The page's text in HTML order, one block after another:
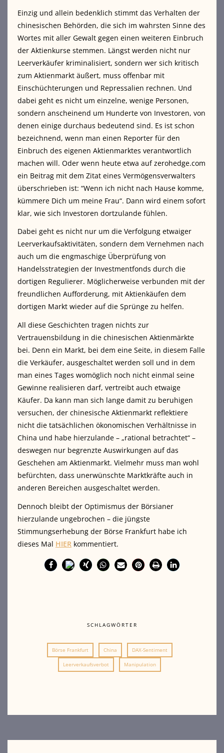
Einzig und allein bedenklich stimmt das Verhalten der
chinesischen Behörden, die sich im wahrsten Sinne des
Wortes mit aller Gewalt gegen einen weiteren Einbruch
der Aktienkurse stemmen. Längst werden nicht nur
Leerverkäufer kriminalisiert, sondern wer sich kritisch
zum Aktienmarkt äußert, muss offenbar mit
Einschüchterungen und Repressalien rechnen. Und
dabei geht es nicht um einzelne, wenige Personen,
sondern anscheinend um Hunderte von Investoren, von
denen einige durchaus bedeutend sind. Es ist schon
bezeichnend, wenn man einen Reporter für den
Einbruch des eigenen Aktienmarktes verantwortlich
machen will. Oder wenn heute etwa auf zerohedge.com
ein Beitrag mit dem Zitat eines Vermögensverwalters
überschrieben ist: “Wenn ich nicht nach Hause komme,
kümmere Dich um meine Frau“. Dann wird einem sofort
klar, wie sich Investoren dortzulande fühlen.
Dabei geht es nicht nur um die Verfolgung etwaiger
Leerverkaufsaktivitäten, sondern dem Vernehmen nach
auch um die engmaschige Überprüfung von
Handelsstrategien der Investmentfonds durch die
dortigen Regulierer. Möglicherweise verbunden mit der
freundlichen Aufforderung, mit Aktienkäufen dem
dortigen Markt wieder auf die Sprünge zu helfen.
All diese Geschichten tragen nichts zur
Vertrauensbildung in die chinesischen Aktienmärkte
bei. Denn ein Markt, bei dem eine Seite, in diesem Falle
die Verkäufer, ausgeschaltet werden soll und in dem
man eines Tages womöglich noch nicht einmal seine
Gewinne realisieren darf, vertreibt auch etwaige
Käufer. Da kann man sich lange damit zu beruhigen
versuchen, der chinesische Aktienmarkt reflektiere
nicht die tatsächlichen ökonomischen Verhältnisse in
China und habe hierzulande – „rational betrachtet“ –
deswegen nur begrenzte Auswirkungen auf das
Geschehen am Aktienmarkt. Vielmehr muss man wohl
befürchten, dass unerwünschte Marktkräfte auch in
anderen Bereichen ausgeschaltet werden.
Dennoch bleibt der Optimismus der Börsianer
hierzulande ungebrochen – die jüngste
Stimmungserhebung der Börse Frankfurt habe ich
dieses Mal HIER kommentiert.
SCHLAGWÖRTER
Börse Frankfurt China DAX-Sentiment
Leerverkaufsverbot Manipulation